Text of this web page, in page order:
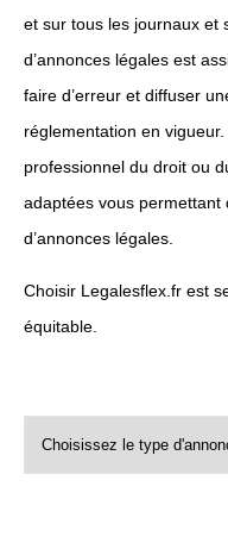
et sur tous les journaux et
d’annonces légales est
faire d’erreur et diffuser
réglementation en
professionnel du droit ou
adaptées vous permettant
d’annonces légales.
Choisir Legalesflex.fr est
équitable.